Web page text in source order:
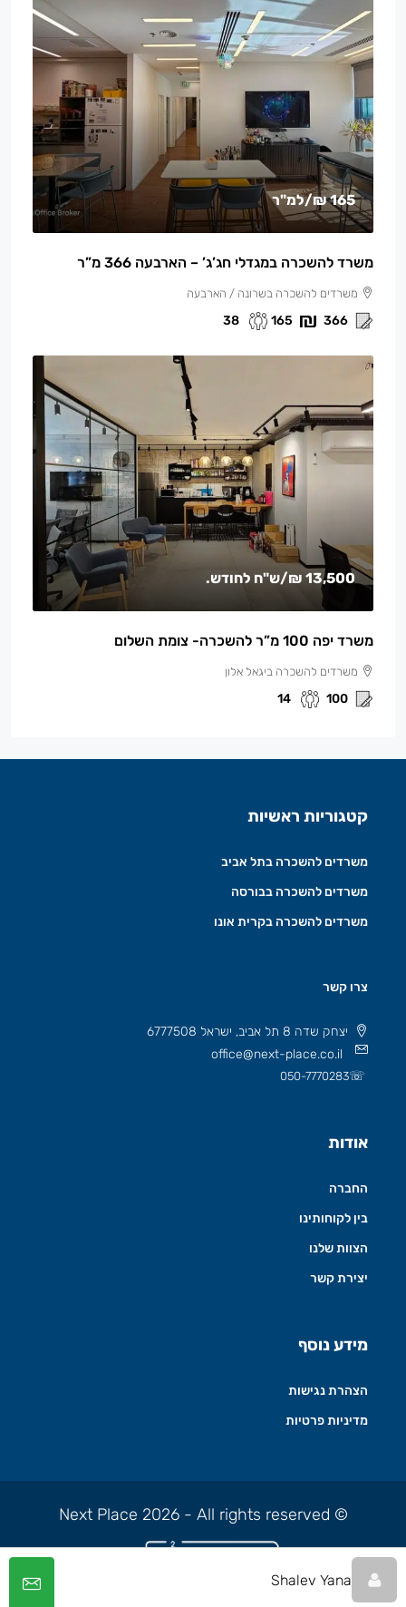
165 ₪ /למ"ר
משרד להשכרה במגדלי חג’ג’ – הארבעה 366 מ”ר
משרדים להשכרה בשרונה / הארבעה
366
165
38
13,500 ₪ /ש"ח לחודש.
משרד יפה 100 מ”ר להשכרה- צומת השלום
משרדים להשכרה ביגאל אלון
100
14
Shalev Yana
קטגוריות ראשיות
משרדים להשכרה בתל אביב
משרדים להשכרה בבורסה
משרדים להשכרה בקרית אונו
צרו קשר
יצחק שדה 8 תל אביב, ישראל 6777508
office@next-place.co.il
☏
050-7770283
אודות
החברה
בין לקוחותינו
הצוות שלנו
יצירת קשר
מידע נוסף
הצהרת נגישות
מדיניות פרטיות
© Next Place 2026 - All rights reserved